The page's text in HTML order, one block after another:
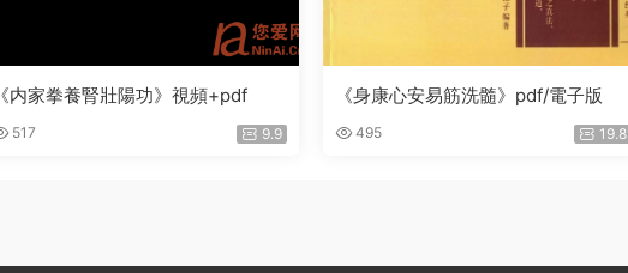
《内家拳養腎壯陽功》視頻+pdf
517 9.9
《身康心安易筋洗髓》pdf/電子版
495 19.8